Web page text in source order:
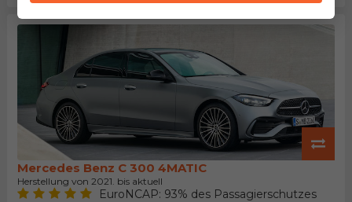
Mercedes Benz C 300 4MATIC
Herstellung von 2021. bis aktuell
EuroNCAP: 93% des Passagierschutzes